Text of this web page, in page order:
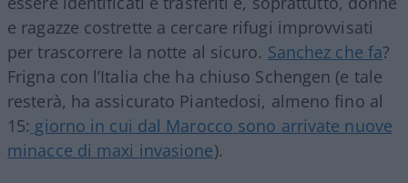
e ragazze costrette a cercare rifugi improvvisati
per trascorrere la notte al sicuro. Sanchez che fa?
Frigna con l’Italia che ha chiuso Schengen (e tale
resterà, ha assicurato Piantedosi, almeno fino al
15: giorno in cui dal Marocco sono arrivate nuove
minacce di maxi invasione).